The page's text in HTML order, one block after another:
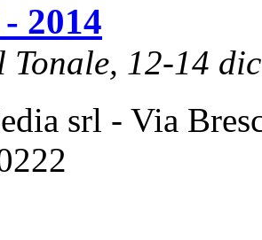
2014
Tonale, 12-14
srl - Via